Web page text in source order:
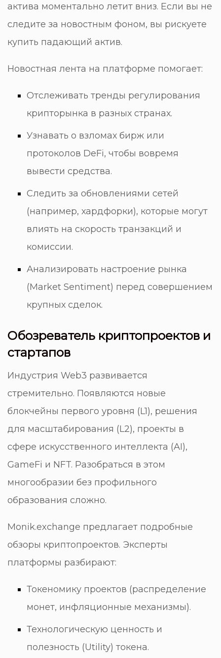
актива моментально летит вниз. Если вы не
следите за новостным фоном, вы рискуете
купить падающий актив.
Новостная лента на платформе помогает:
Отслеживать тренды регулирования
крипторынка в разных странах.
Узнавать о взломах бирж или
протоколов DeFi, чтобы вовремя
вывести средства.
Следить за обновлениями сетей
(например, хардфорки), которые могут
влиять на скорость транзакций и
комиссии.
Анализировать настроение рынка
(Market Sentiment) перед совершением
крупных сделок.
Обозреватель криптопроектов и
стартапов
Индустрия Web3 развивается
стремительно. Появляются новые
блокчейны первого уровня (L1), решения
для масштабирования (L2), проекты в
сфере искусственного интеллекта (AI),
GameFi и NFT. Разобраться в этом
многообразии без профильного
образования сложно.
Monik.exchange предлагает подробные
обзоры криптопроектов. Эксперты
платформы разбирают:
Токеномику проектов (распределение
монет, инфляционные механизмы).
Технологическую ценность и
полезность (Utility) токена.